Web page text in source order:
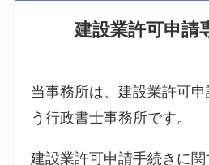
建設業許可申請
当事務所は、建設業許可
う行政書士事務所です。
建設業許可申請手続きに